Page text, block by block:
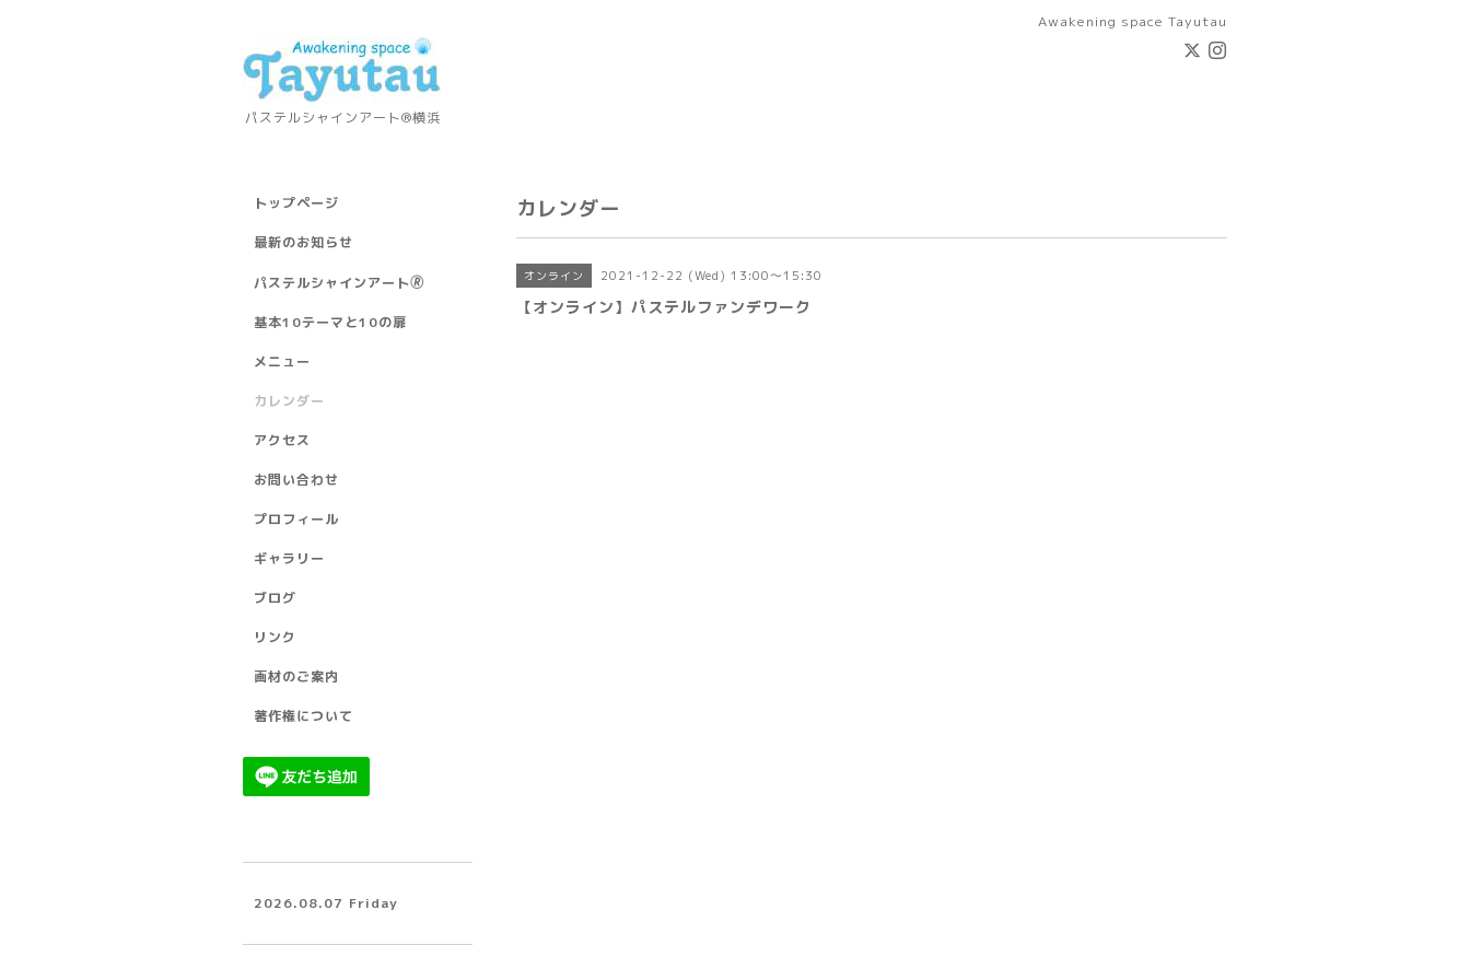
Awakening space Tayutau
パステルシャインアート®横浜
カレンダー
オンライン 2021-12-22 (Wed) 13:00～15:30
【オンライン】パステルファンデワーク
トップページ
最新のお知らせ
パステルシャインアート🄬
基本10テーマと10の扉
メニュー
カレンダー
アクセス
お問い合わせ
プロフィール
ギャラリー
ブログ
リンク
画材のご案内
著作権について
2026.08.07 Friday